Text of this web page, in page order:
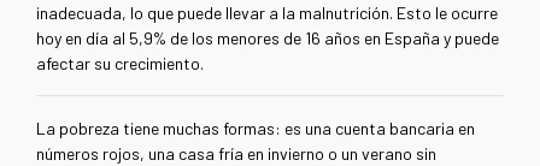
inadecuada, lo que puede llevar a la malnutrición. Esto le ocurre
hoy en día al 5,9% de los menores de 16 años en España y puede
afectar su crecimiento.
La pobreza tiene muchas formas: es una cuenta bancaria en
números rojos, una casa fría en invierno o un verano sin